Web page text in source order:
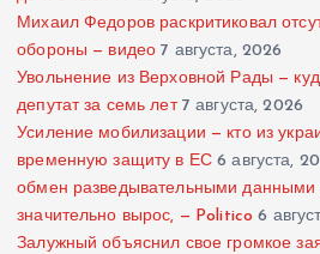
Михаил Федоров раскритиковал
обороны — видео 7 августа, 2026
Увольнение из Верховной Рады —
депутат за семь лет 7 августа, 2026
Усиление мобилизации — кто из
временную защиту в ЕС 6 августа,
обмен разведывательными
значительно вырос, — Politico 6
Залужный объяснил свое громкое